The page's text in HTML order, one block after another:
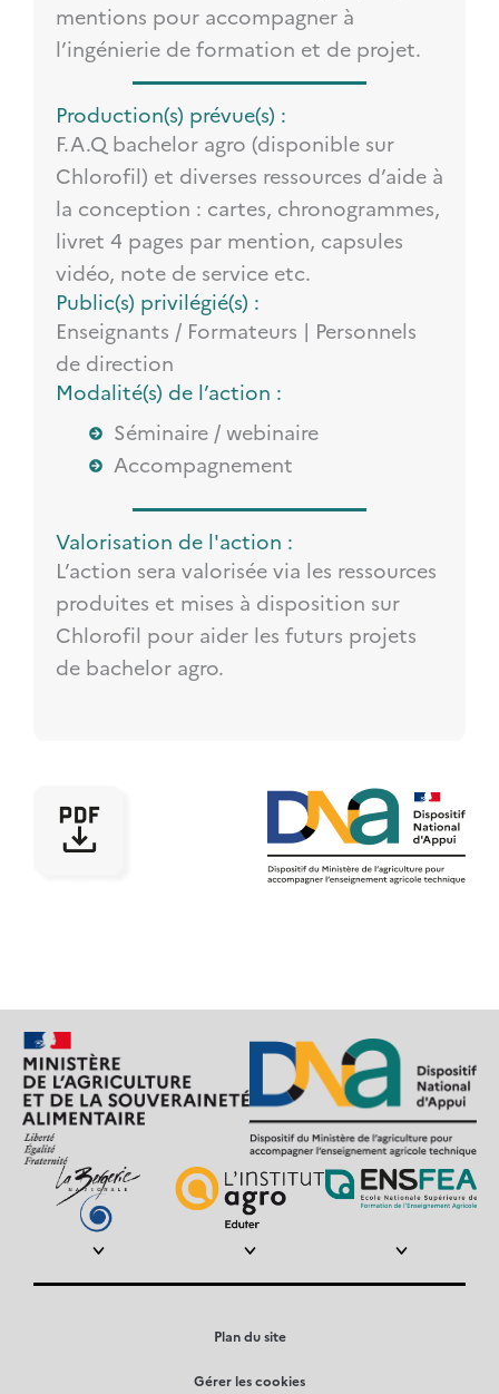
mentions pour accompagner à
l’ingénierie de formation et de projet.
Production(s) prévue(s) :
F.A.Q bachelor agro (disponible sur
Chlorofil) et diverses ressources d’aide à
la conception : cartes, chronogrammes,
livret 4 pages par mention, capsules
vidéo, note de service etc.
Public(s) privilégié(s) :
Enseignants / Formateurs | Personnels
de direction
Modalité(s) de l’action :
Séminaire / webinaire
Accompagnement
Valorisation de l'action :
L’action sera valorisée via les ressources
produites et mises à disposition sur
Chlorofil pour aider les futurs projets
de bachelor agro.
Plan du site
Gérer les cookies